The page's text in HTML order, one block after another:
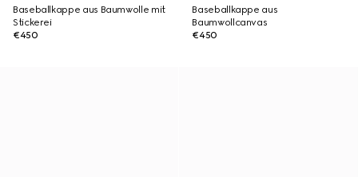
Baseballkappe aus Baumwolle mit
Stickerei
€450
Baseballkappe aus
Baumwollcanvas
€450